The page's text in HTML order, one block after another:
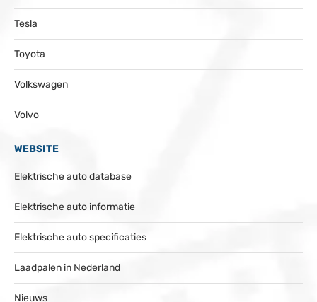
Tesla
Toyota
Volkswagen
Volvo
WEBSITE
Elektrische auto database
Elektrische auto informatie
Elektrische auto specificaties
Laadpalen in Nederland
Nieuws